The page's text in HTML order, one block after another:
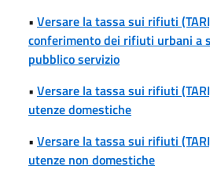
• Versare la tassa sui rifiuti
conferimento dei rifiuti urbani a
pubblico servizio
• Versare la tassa sui rifiuti
utenze domestiche
• Versare la tassa sui rifiuti
utenze non domestiche